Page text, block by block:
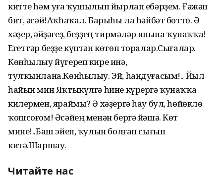
китте һәм уға ҡушылып йырлап ебәрҙем. Ғәжәп
бит, әсәй!Аҡһаҡал. Барыһы ла һәйбәт бөттө. Ә
хәҙер, әйҙәгеҙ, беҙҙең тирмәләр янына ҡунаҡҡа!
Егеттәр беҙҙе күптән көтөп торалар.Сығалар.
Көнһылыу йүгереп кире инә,
тулҡынлана.Көнһылыу. Эй, һандуғасым!.. Йыл
һайын мин Яҡтыкүлгә һине кү­рергә ҡунаҡҡа
килермен, яраймы? Ә хәҙергә һау бул, һөйөклө
ҡошсоғом! Әсәйең менән бергә йәшә. Көт
мине!..Баш эйеп, ҡулын болғап сығып
китә.Шаршау.
Читайте нас